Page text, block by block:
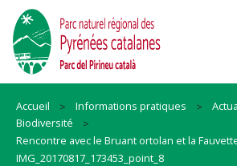
Accueil Informations pratiques
Biodiversité
Rencontre avec le Bruant ortolan et la
IMG_20170817_173453_point_8